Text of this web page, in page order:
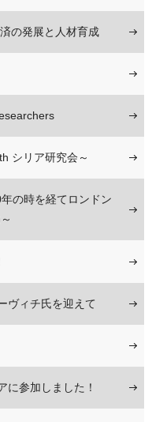
の発展と人材育成
シリア研究会～
の時を経てロンドン
ヴィチ氏を迎えて
に参加しました！